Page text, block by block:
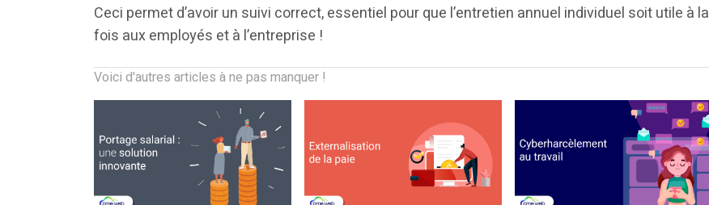
Ceci permet d’avoir un suivi correct, essentiel pour que l’entretien annuel individuel soit utile à la
fois aux employés et à l’entreprise !
Voici d'autres articles à ne pas manquer !